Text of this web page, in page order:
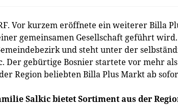
Vor kurzem eröffnete ein weiterer Billa
gemeinsamen Gesellschaft geführt
und steht unter der
Der gebürtige Bosnier startete vor mehr
Region beliebten Billa Plus Markt ab
Salkic bietet Sortiment aus der